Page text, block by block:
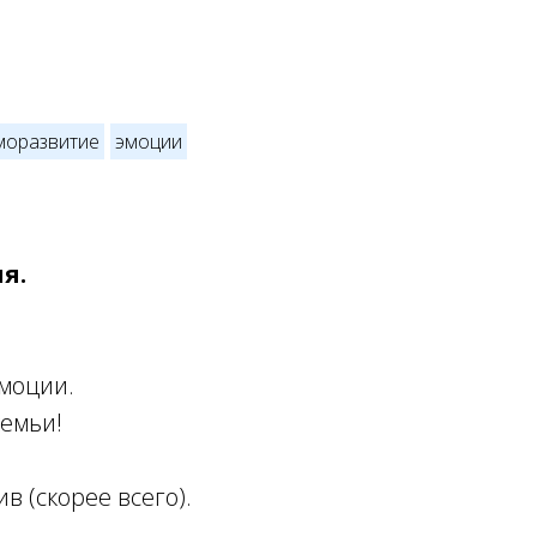
эмоции
(скорее всего).